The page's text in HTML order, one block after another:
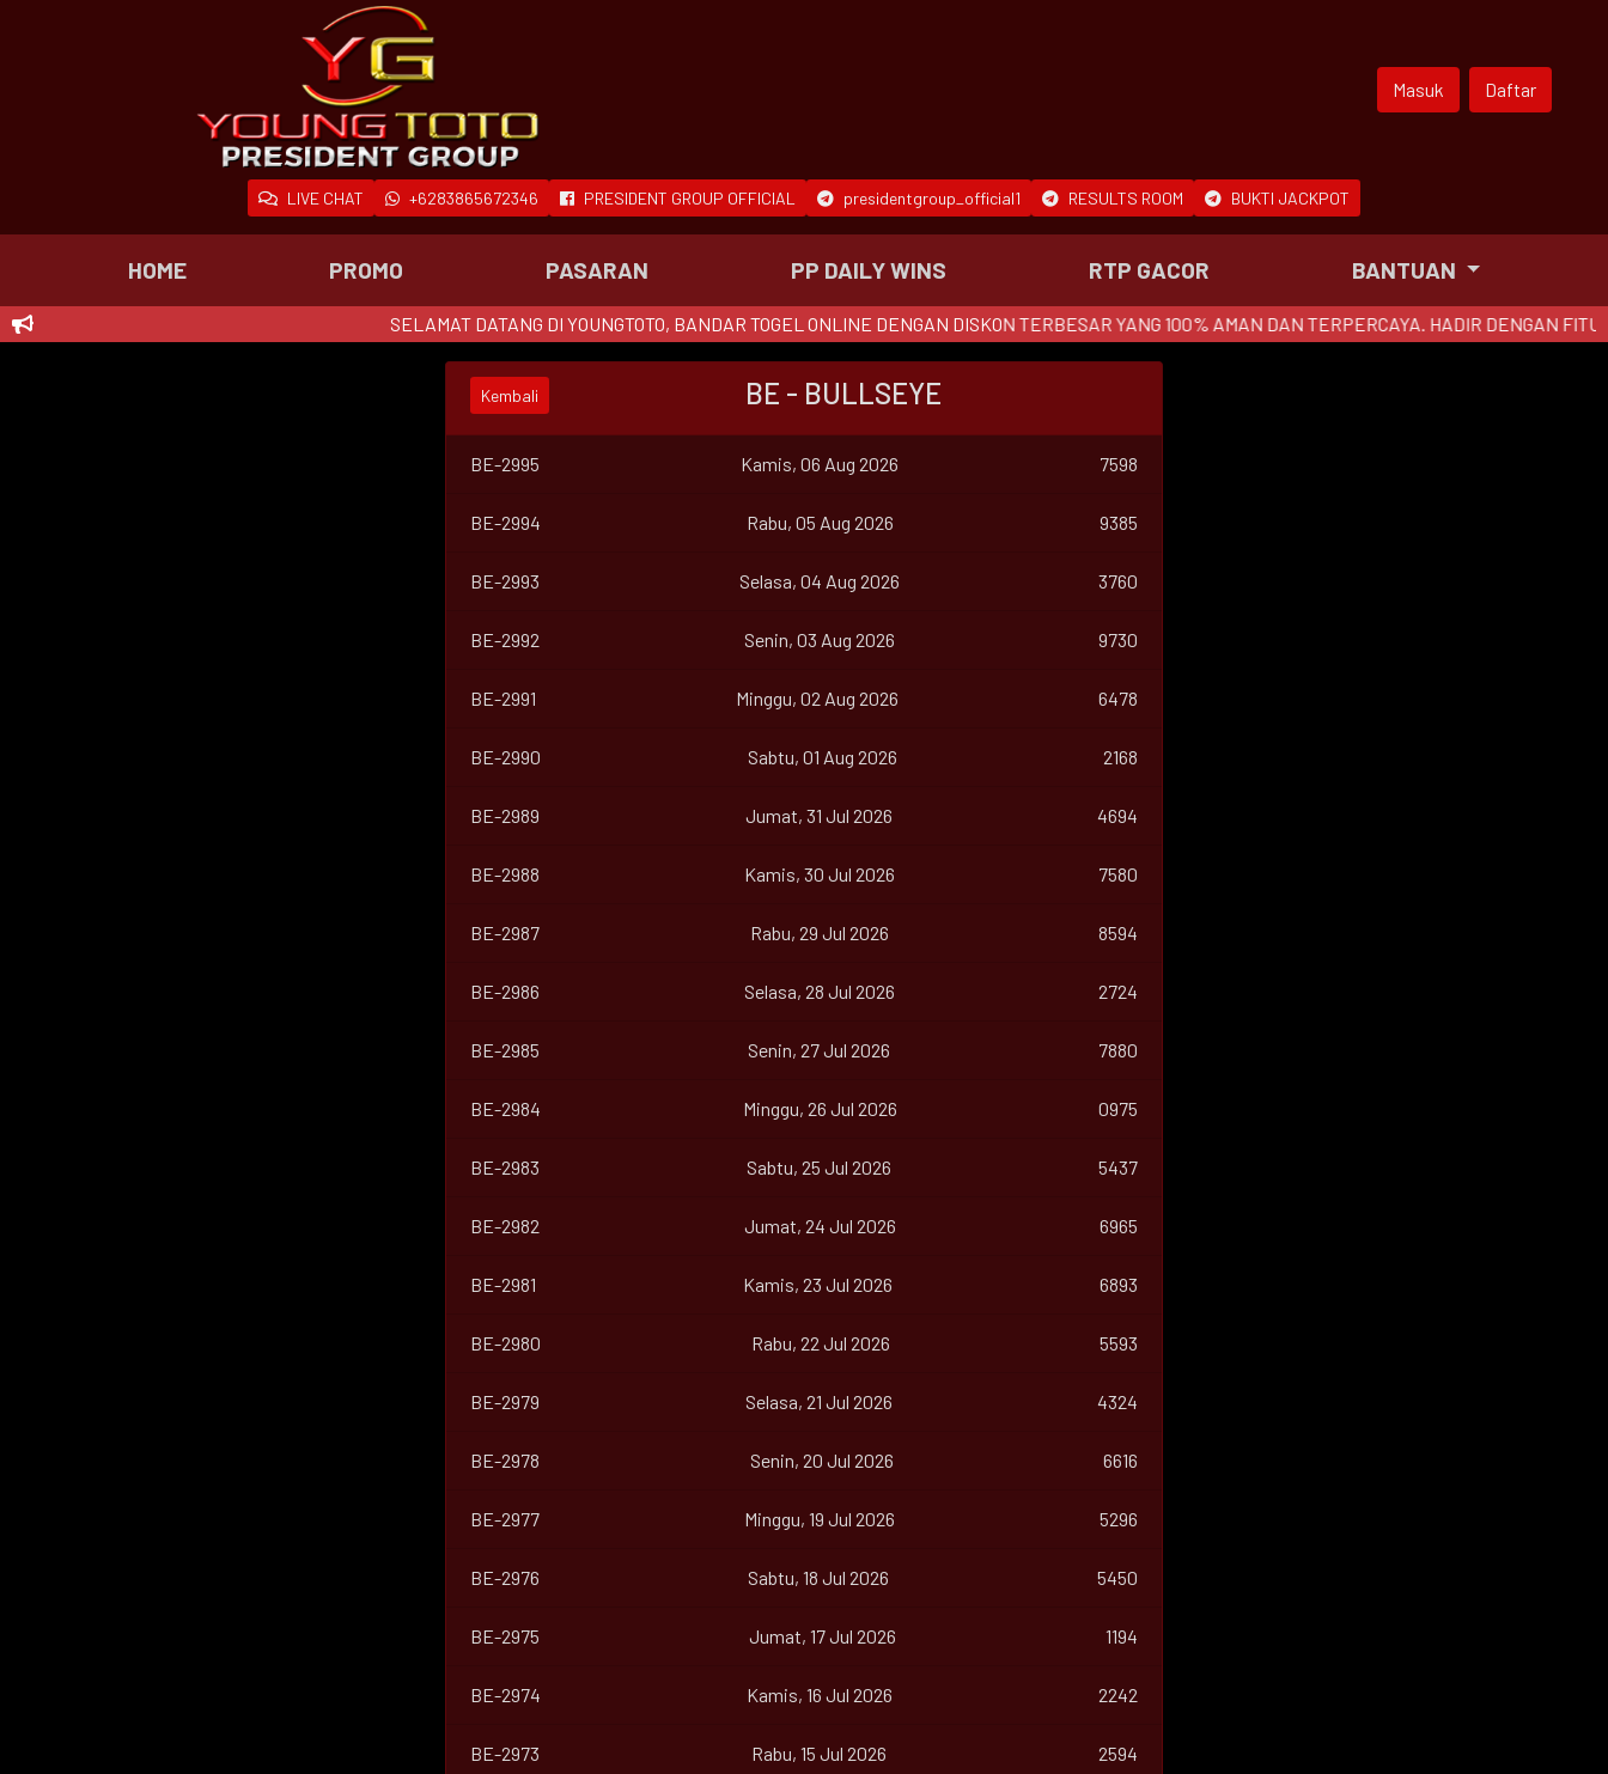
Masuk Daftar
LIVE CHAT +6283865672346 PRESIDENT GROUP OFFICIAL presidentgroup_official1 RESULTS ROOM BUKTI JACKPOT
HOME PROMO PASARAN PP DAILY WINS RTP GACOR BANTUAN
SELAMAT DATANG DI YOUNGTOTO, BANDAR TOGEL ONLINE DENGAN DISKON TERBESAR YANG 100% AMAN DAN TERPERCAYA. HADIR DENGAN FITUR
BE - BULLSEYE
Kembali
BE-2995 Kamis, 06 Aug 2026 7598
BE-2994 Rabu, 05 Aug 2026 9385
BE-2993 Selasa, 04 Aug 2026 3760
BE-2992 Senin, 03 Aug 2026 9730
BE-2991 Minggu, 02 Aug 2026 6478
BE-2990 Sabtu, 01 Aug 2026 2168
BE-2989 Jumat, 31 Jul 2026 4694
BE-2988 Kamis, 30 Jul 2026 7580
BE-2987 Rabu, 29 Jul 2026 8594
BE-2986 Selasa, 28 Jul 2026 2724
BE-2985 Senin, 27 Jul 2026 7880
BE-2984 Minggu, 26 Jul 2026 0975
BE-2983 Sabtu, 25 Jul 2026 5437
BE-2982 Jumat, 24 Jul 2026 6965
BE-2981 Kamis, 23 Jul 2026 6893
BE-2980 Rabu, 22 Jul 2026 5593
BE-2979 Selasa, 21 Jul 2026 4324
BE-2978 Senin, 20 Jul 2026 6616
BE-2977 Minggu, 19 Jul 2026 5296
BE-2976 Sabtu, 18 Jul 2026 5450
BE-2975 Jumat, 17 Jul 2026 1194
BE-2974 Kamis, 16 Jul 2026 2242
BE-2973 Rabu, 15 Jul 2026 2594